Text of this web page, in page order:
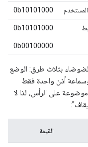
0b10101000
0b10101000
0b00100000
بالضوضاء بثلاث طرق: الوضع
أذن واحدة فقط
على الرأس، لذا لا
القيمة